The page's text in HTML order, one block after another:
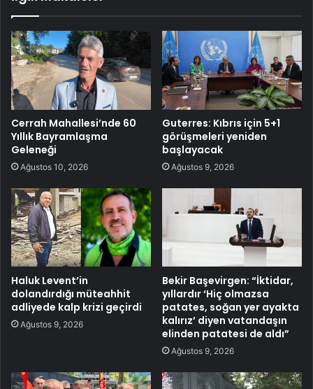
Cerrah Mahallesi’nde 60
Yıllık Bayramlaşma
Geleneği
Ağustos 10, 2026
Guterres: Kıbrıs için 5+1
görüşmeleri yeniden
başlayacak
Ağustos 9, 2026
Haluk Levent’in
dolandırdığı müteahhit
adliyede kalp krizi geçirdi
Ağustos 9, 2026
Bekir Başevirgen: “İktidar,
yıllardır ‘Hiç olmazsa
patates, soğan yer ayakta
kalırız’ diyen vatandaşın
elinden patatesi de aldı”
Ağustos 9, 2026